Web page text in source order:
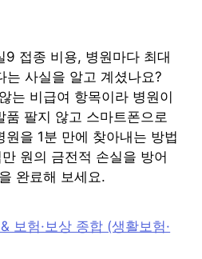
접종 비용, 병원마다 최대
는 사실을 알고 계셨나요?
는 비급여 항목이라 병원이
품 팔지 않고 스마트폰으로
을 1분 만에 찾아내는 방법
원의 금전적 손실을 방어
완료해 보세요.
보험·보상 종합 (생활보험·